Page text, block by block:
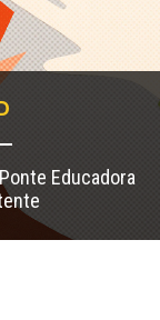
Educadora